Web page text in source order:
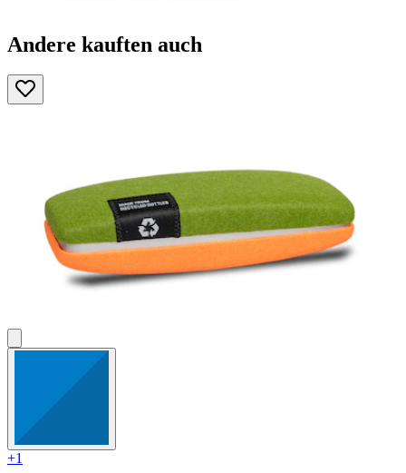
Andere kauften auch
+1